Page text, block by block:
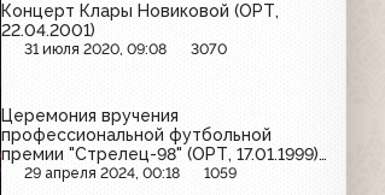
Концерт Клары Новиковой (ОРТ,
22.04.2001)
31 июля 2020, 09:08 3070
Церемония вручения
профессиональной футбольной
премии "Стрелец-98" (ОРТ, 17.01.1999)
Фрагмент
29 апреля 2024, 00:18 1059